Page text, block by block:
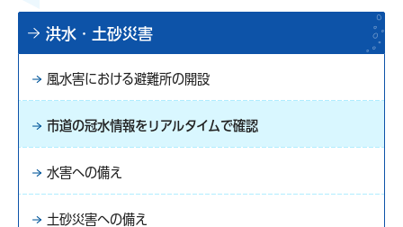
洪水・土砂災害
風水害における避難所の開設
市道の冠水情報をリアルタイムで確認
水害への備え
土砂災害への備え